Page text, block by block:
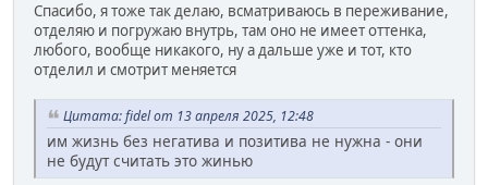
Спасибо, я тоже так делаю, всматриваюсь в переживание,
отделяю и погружаю внутрь, там оно не имеет оттенка,
любого, вообще никакого, ну а дальше уже и тот, кто
отделил и смотрит меняется
Цитата: fidel от 13 апреля 2025, 12:48
им жизнь без негатива и позитива не нужна - они
не будут считать это жинью